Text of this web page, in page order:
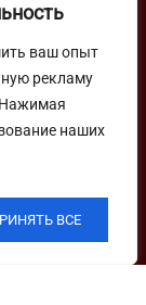
ваш опыт
рекламу
Нажимая
наших
ВСЕ